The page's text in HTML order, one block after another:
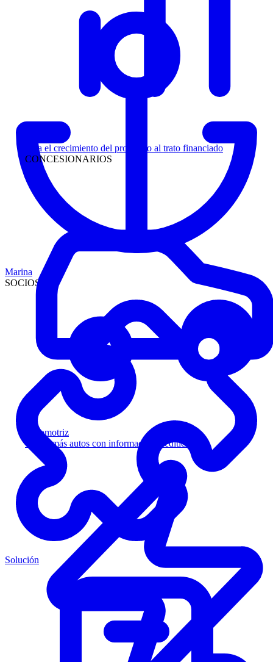
Siga el crecimiento del prospecto al trato financiado
CONCESIONARIOS
Automotriz
Venda más autos con información crediticia
Marina
SOCIOS
Solución